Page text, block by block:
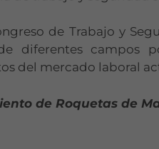
de Trabajo y
diferentes campos
del mercado laboral
de Roquetas de